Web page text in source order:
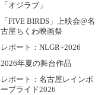
「オジラブ」
「FIVE BIRDS」上映会@名
古屋ちくわ映画祭
レポート：NLGR+2026
2026年夏の舞台作品
レポート：名古屋レインボ
ープライド2026